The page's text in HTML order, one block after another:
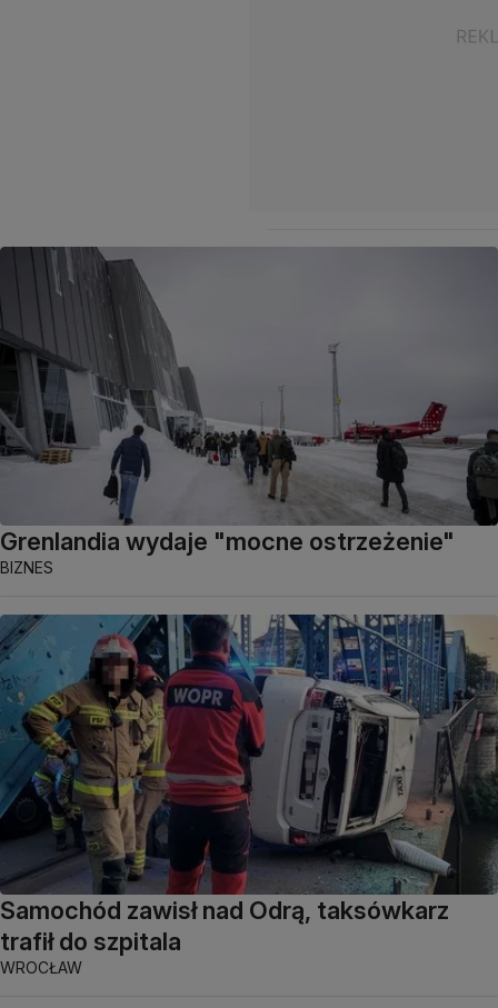
Grenlandia wydaje "mocne ostrzeżenie"
BIZNES
Samochód zawisł nad Odrą, taksówkarz
trafił do szpitala
WROCŁAW